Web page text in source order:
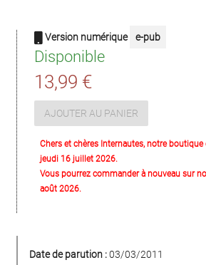
Version numérique e-pub
Disponible
13,99 €
AJOUTER AU PANIER
Chers et chères Internautes, notre
jeudi 16 juillet 2026.
Vous pourrez commander à nouveau sur
août 2026.
Date de parution :03/03/2011